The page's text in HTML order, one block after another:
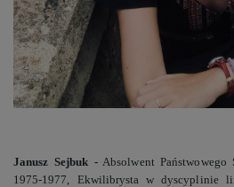
Janusz Sejbuk -Absolwent Państwowego
1975-1977, Ekwilibrysta w dyscyplinie